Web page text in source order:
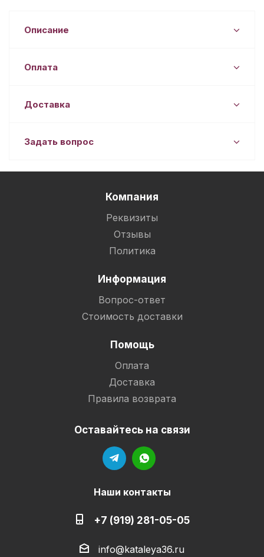
Описание
Оплата
Доставка
Задать вопрос
Компания
Реквизиты
Отзывы
Политика
Информация
Вопрос-ответ
Стоимость доставки
Помощь
Оплата
Доставка
Правила возврата
Оставайтесь на связи
Наши контакты
+7 (919) 281-05-05
info@kataleya36.ru